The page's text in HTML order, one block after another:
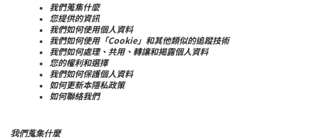
我們蒐集什麼
您提供的資訊
我們如何使用個人資料
我們如何使用「Cookie」和其他類似的追蹤技術
我們如何處理、共用、轉讓和揭露個人資料
您的權利和選擇
我們如何保護個人資料
如何更新本隱私政策
如何聯絡我們
我們蒐集什麼